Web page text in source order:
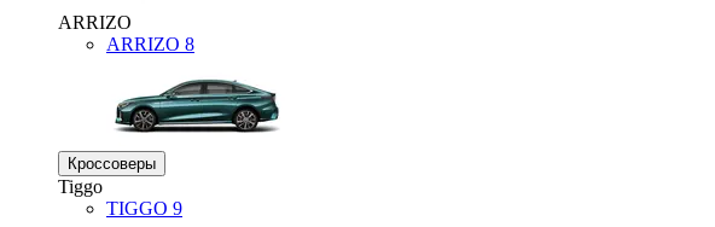
ARRIZO
ARRIZO 8
Кроссоверы
Tiggo
TIGGO 9